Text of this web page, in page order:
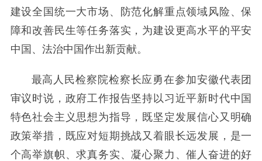
建设全国统一大市场、防范化解重点领域风险、保
障和改善民生等任务落实，为建设更高水平的平安
中国、法治中国作出新贡献。
最高人民检察院检察长应勇在参加安徽代表团
审议时说，政府工作报告坚持以习近平新时代中国
特色社会主义思想为指导，既坚定发展信心又明确
政策举措，既应对短期挑战又着眼长远发展，是一
个高举旗帜、求真务实、凝心聚力、催人奋进的好